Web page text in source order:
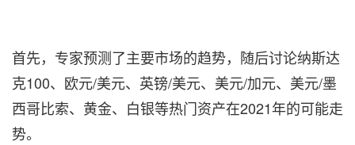
首先，专家预测了主要市场的趋势，随后讨论纳斯达
克100、欧元/美元、英镑/美元、美元/加元、美元/墨
西哥比索、黄金、白银等热门资产在2021年的可能走
势。